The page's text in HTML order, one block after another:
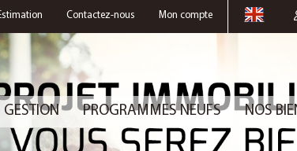
Contactez-nous Mon compte
GESTION PROGRAMMES NEUFS NOS